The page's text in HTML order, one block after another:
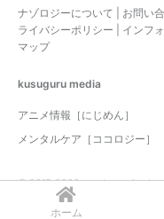
ホーム
ナゾロジーについて お問い
ライバシーポリシー
インフ
マップ
kusuguru media
アニメ情報［にじめん］
メンタルケア［ココロジー］
© 2017-2026 nazology. all rights